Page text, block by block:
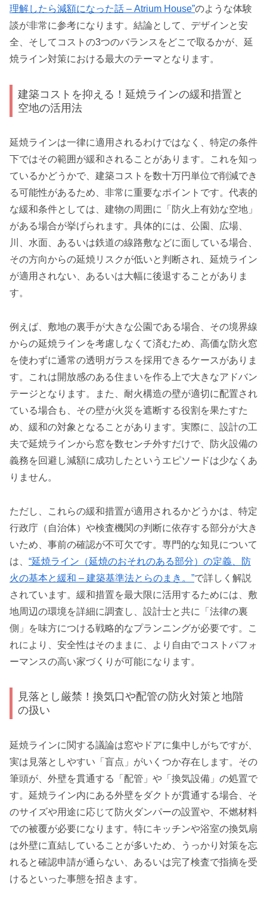
理解したら減額になった話 – Atrium House”のような体験
談が非常に参考になります。結論として、デザインと安
全、そしてコストの3つのバランスをどこで取るかが、延
焼ライン対策における最大のテーマとなります。
建築コストを抑える！延焼ラインの緩和措置と
空地の活用法
延焼ラインは一律に適用されるわけではなく、特定の条件
下ではその範囲が緩和されることがあります。これを知っ
ているかどうかで、建築コストを数十万円単位で削減でき
る可能性があるため、非常に重要なポイントです。代表的
な緩和条件としては、建物の周囲に「防火上有効な空地」
がある場合が挙げられます。具体的には、公園、広場、
川、水面、あるいは鉄道の線路敷などに面している場合、
その方向からの延焼リスクが低いと判断され、延焼ライン
が適用されない、あるいは大幅に後退することがありま
す。
例えば、敷地の裏手が大きな公園である場合、その境界線
からの延焼ラインを考慮しなくて済むため、高価な防火窓
を使わずに通常の透明ガラスを採用できるケースがありま
す。これは開放感のある住まいを作る上で大きなアドバン
テージとなります。また、耐火構造の壁が適切に配置され
ている場合も、その壁が火災を遮断する役割を果たすた
め、緩和の対象となることがあります。実際に、設計の工
夫で延焼ラインから窓を数センチ外すだけで、防火設備の
義務を回避し減額に成功したというエピソードは少なくあ
りません。
ただし、これらの緩和措置が適用されるかどうかは、特定
行政庁（自治体）や検査機関の判断に依存する部分が大き
いため、事前の確認が不可欠です。専門的な知見について
は、 “延焼ライン（延焼のおそれのある部分）の定義、防
火の基本と緩和 – 建築基準法とらのまき。”で詳しく解説
されています。緩和措置を最大限に活用するためには、敷
地周辺の環境を詳細に調査し、設計士と共に「法律の裏
側」を味方につける戦略的なプランニングが必要です。こ
れにより、安全性はそのままに、より自由でコストパフォ
ーマンスの高い家づくりが可能になります。
見落とし厳禁！換気口や配管の防火対策と地階
の扱い
延焼ラインに関する議論は窓やドアに集中しがちですが、
実は見落としやすい「盲点」がいくつか存在します。その
筆頭が、外壁を貫通する「配管」や「換気設備」の処置で
す。延焼ライン内にある外壁をダクトが貫通する場合、そ
のサイズや用途に応じて防火ダンパーの設置や、不燃材料
での被覆が必要になります。特にキッチンや浴室の換気扇
は外壁に直結していることが多いため、うっかり対策を忘
れると確認申請が通らない、あるいは完了検査で指摘を受
けるといった事態を招きます。